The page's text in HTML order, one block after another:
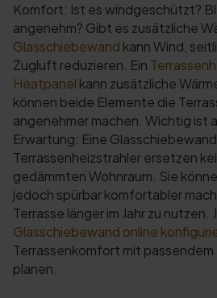
Komfort: Ist es windgeschützt?
angenehm? Gibt es zusätzliche
Glasschiebewand kann Wind,
Zugluft reduzieren. Ein
Heatpanel kann zusätzliche
können beide Elemente die
angenehmer machen. Wichtig ist
Erwartung: Eine
Terrassenheizstrahler ersetzen
gedämmten Wohnraum. Sie
jedoch spürbar komfortabler
Terrasse länger im Jahr zu nutzen.
Glasschiebewand online
Terrassenkomfort mit
planen.